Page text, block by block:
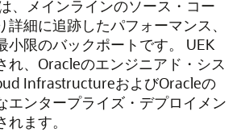
、メインラインのソース・コー
詳細に追跡したパフォーマンス、
限のバックポートです。
UEK
れ、Oracleのエンジニアド・シス
InfrastructureおよびOracleの
エンタープライズ・デプロイメン
ます。